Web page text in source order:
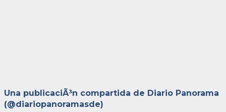
Una publicaciÃ³n compartida de Diario Panorama
(@diariopanoramasde)